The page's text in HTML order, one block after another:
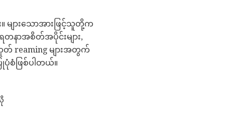
များသောအားဖြင့်သူတို့က
ာအစိတ်အပိုင်းများ,
တ် reaming များအတွက်
စံဖြစ်ပါတယ်။